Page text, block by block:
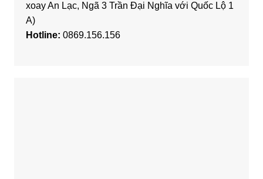
xoay An Lạc, Ngã 3 Trần Đại Nghĩa với Quốc Lộ 1
A)
Hotline: 0869.156.156